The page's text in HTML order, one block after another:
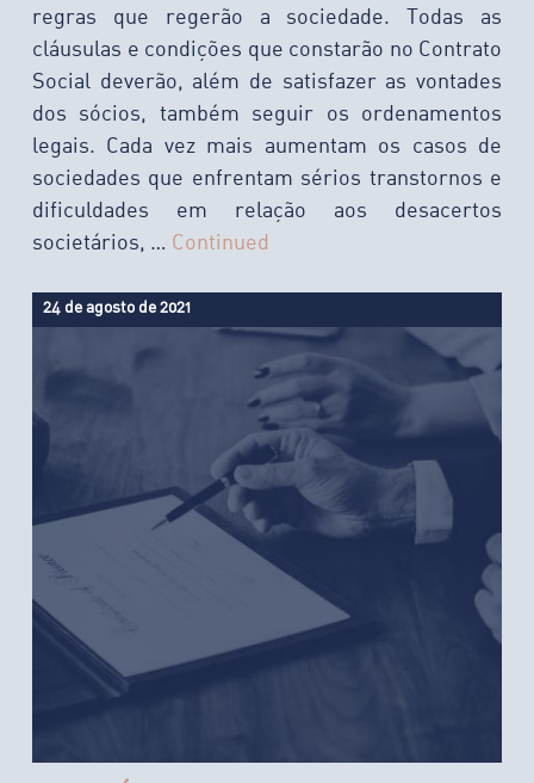
regras que regerão a sociedade. Todas as
cláusulas e condições que constarão no Contrato
Social deverão, além de satisfazer as vontades
dos sócios, também seguir os ordenamentos
legais. Cada vez mais aumentam os casos de
sociedades que enfrentam sérios transtornos e
dificuldades em relação aos desacertos
societários, … Continued
24 de agosto de 2021